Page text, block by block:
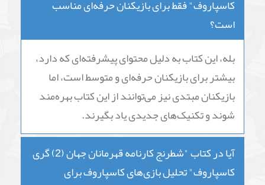
بله، این کتاب برای بازیکنان حرفه‌ای بسیار مفید
است. بازیکنانی که در سطح حرفه‌ای بازی می‌کنند،
به دلیل مباحث پیشرفته و تحلیل بازی‌های پیچیده
کاسپاروف، می‌توانند از این کتاب بهره‌مند شوند و
بازی شان را بهبود بخشند.
آیا کتاب "شطرنج کارنامه قهرمانان جهان (2) گری
کاسپاروف" فقط برای بازیکنان حرفه‌ای مناسب
است؟